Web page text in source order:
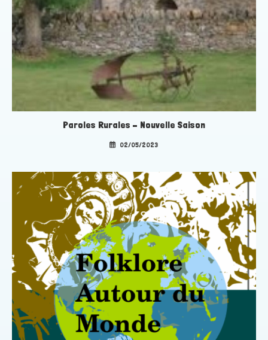
Paroles Rurales – Nouvelle Saison
02/05/2023